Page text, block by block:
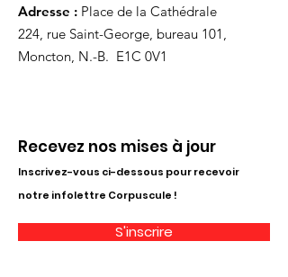
Adresse : Place de la Cathédrale
224, rue Saint-George, bureau 101,
Moncton, N.-B. E1C 0V1
Recevez nos mises à jour
Inscrivez-vous ci-dessous pour recevoir
notre infolettre Corpuscule !
S'inscrire